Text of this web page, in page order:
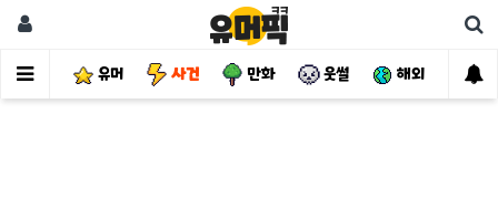
유머 사건 만화 웃썰 해외 핫